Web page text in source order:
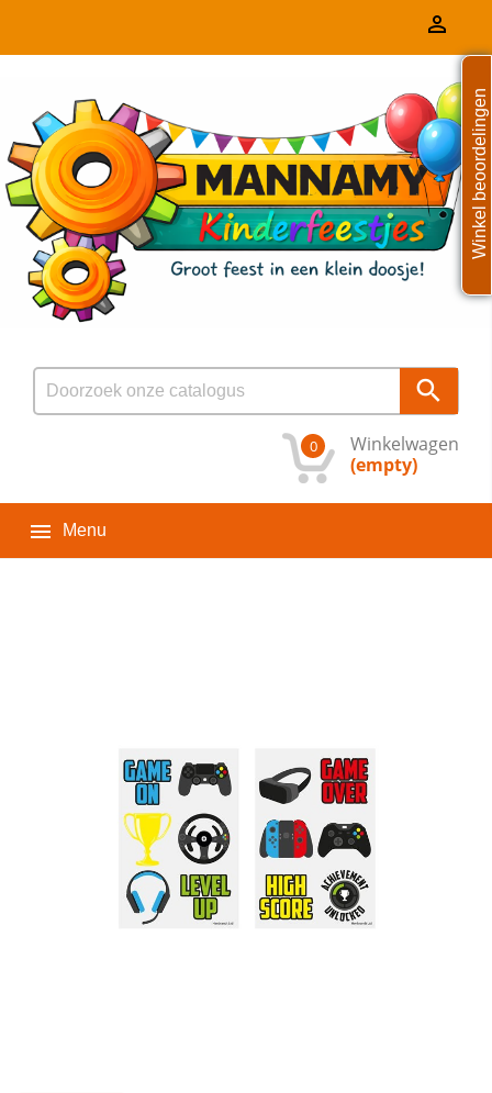


Winkelwagen
0
(empty)
 Menu
Winkel beoordelingen